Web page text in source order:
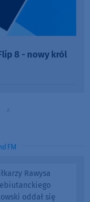
8 - nowy król
FM
Rawysa
oddał się